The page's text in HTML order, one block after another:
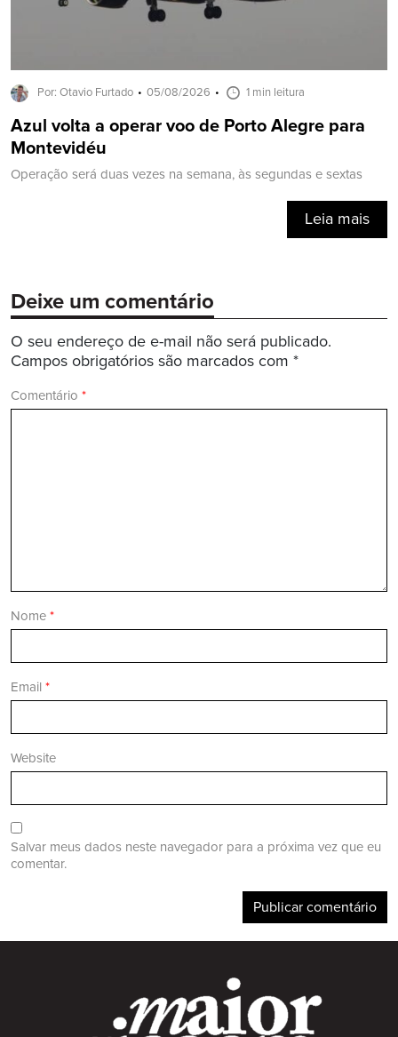
Por: Otavio Furtado 05/08/2026 1 min leitura
Azul volta a operar voo de Porto Alegre para
Montevidéu
Operação será duas vezes na semana, às segundas e sextas
Leia mais
Deixe um comentário
O seu endereço de e-mail não será publicado.
Campos obrigatórios são marcados com *
Comentário *
Nome *
Email *
Website
Salvar meus dados neste navegador para a próxima vez que eu
comentar.